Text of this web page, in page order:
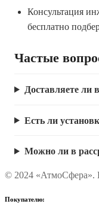
Консультация
бесплатно
Частые
Доставляете ли
Есть ли
Можно ли в
© 2024 «АтмоСфера».
Покупателю: